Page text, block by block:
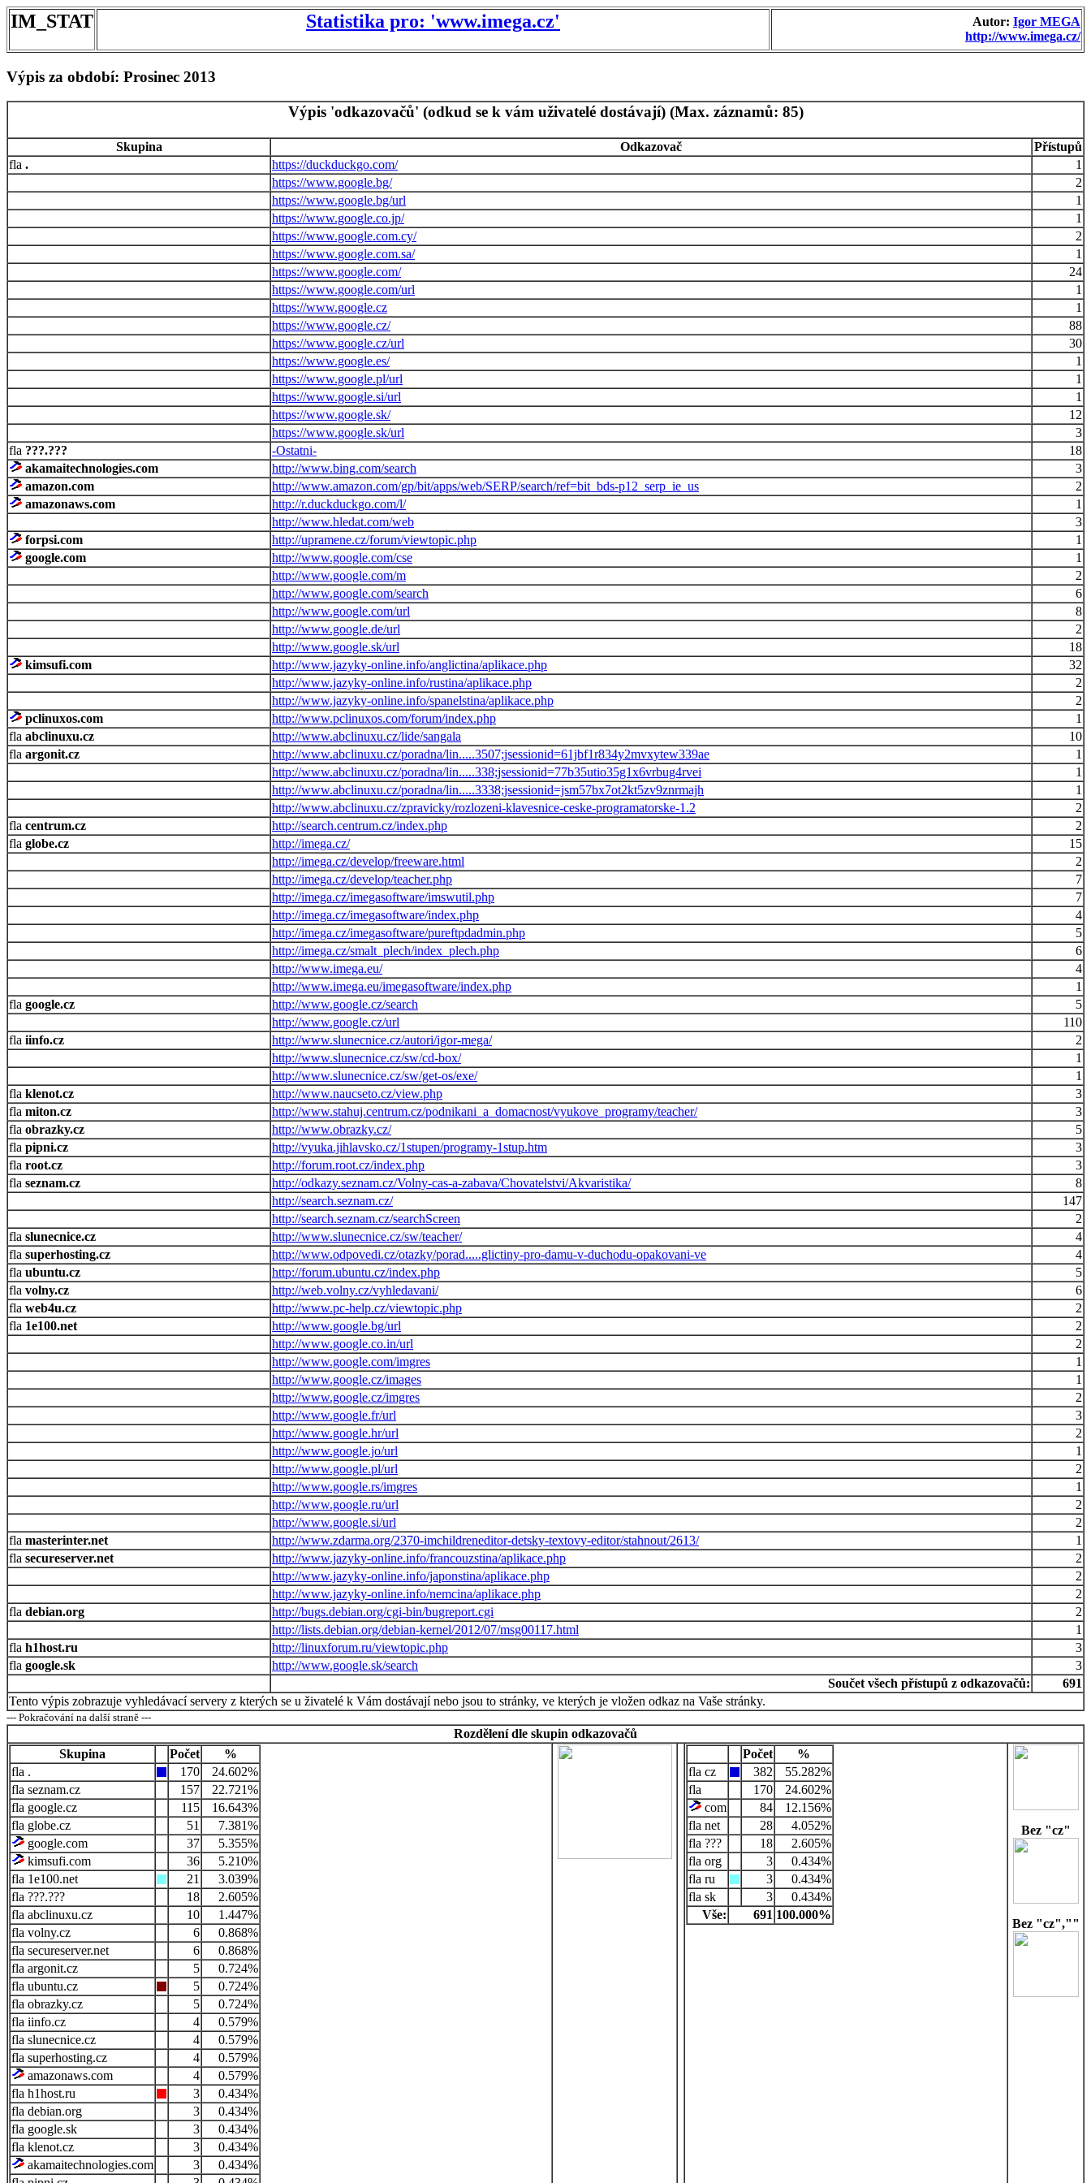
IM_STAT Statistika pro: 'www.imega.cz' Autor: Igor MEGA
http://www.imega.cz/
Výpis za období: Prosinec 2013
Výpis 'odkazovačů' (odkud se k vám uživatelé dostávají) (Max. záznamů: 85)
Skupina Odkazovač
Přístupů
.
https://duckduckgo.com/
1
https://www.google.bg/
2
https://www.google.bg/url
1
https://www.google.co.jp/
1
https://www.google.com.cy/
2
https://www.google.com.sa/
1
https://www.google.com/
24
https://www.google.com/url
1
https://www.google.cz
1
https://www.google.cz/
88
https://www.google.cz/url
30
https://www.google.es/
1
https://www.google.pl/url
1
https://www.google.si/url
1
https://www.google.sk/
12
https://www.google.sk/url
3
???.???
-Ostatni-
18
akamaitechnologies.com
http://www.bing.com/search
3
amazon.com
http://www.amazon.com/gp/bit/apps/web/SERP/search/ref=bit_bds-p12_serp_ie_us
2
amazonaws.com
http://r.duckduckgo.com/l/
1
http://www.hledat.com/web
3
forpsi.com
http://upramene.cz/forum/viewtopic.php
1
google.com
http://www.google.com/cse
1
http://www.google.com/m
2
http://www.google.com/search
6
http://www.google.com/url
8
http://www.google.de/url
2
http://www.google.sk/url
18
kimsufi.com
http://www.jazyky-online.info/anglictina/aplikace.php
32
http://www.jazyky-online.info/rustina/aplikace.php
2
http://www.jazyky-online.info/spanelstina/aplikace.php
2
pclinuxos.com
http://www.pclinuxos.com/forum/index.php
1
abclinuxu.cz
http://www.abclinuxu.cz/lide/sangala
10
argonit.cz
http://www.abclinuxu.cz/poradna/lin.....3507;jsessionid=61jbf1r834y2mvxytew339ae
1
http://www.abclinuxu.cz/poradna/lin.....338;jsessionid=77b35utio35g1x6vrbug4rvei
1
http://www.abclinuxu.cz/poradna/lin.....3338;jsessionid=jsm57bx7ot2kt5zv9znrmajh
1
http://www.abclinuxu.cz/zpravicky/rozlozeni-klavesnice-ceske-programatorske-1.2
2
centrum.cz
http://search.centrum.cz/index.php
2
globe.cz
http://imega.cz/
15
http://imega.cz/develop/freeware.html
2
http://imega.cz/develop/teacher.php
7
http://imega.cz/imegasoftware/imswutil.php
7
http://imega.cz/imegasoftware/index.php
4
http://imega.cz/imegasoftware/pureftpdadmin.php
5
http://imega.cz/smalt_plech/index_plech.php
6
http://www.imega.eu/
4
http://www.imega.eu/imegasoftware/index.php
1
google.cz
http://www.google.cz/search
5
http://www.google.cz/url
110
iinfo.cz
http://www.slunecnice.cz/autori/igor-mega/
2
http://www.slunecnice.cz/sw/cd-box/
1
http://www.slunecnice.cz/sw/get-os/exe/
1
klenot.cz
http://www.naucseto.cz/view.php
3
miton.cz
http://www.stahuj.centrum.cz/podnikani_a_domacnost/vyukove_programy/teacher/
3
obrazky.cz
http://www.obrazky.cz/
5
pipni.cz
http://vyuka.jihlavsko.cz/1stupen/programy-1stup.htm
3
root.cz
http://forum.root.cz/index.php
3
seznam.cz
http://odkazy.seznam.cz/Volny-cas-a-zabava/Chovatelstvi/Akvaristika/
8
http://search.seznam.cz/
147
http://search.seznam.cz/searchScreen
2
slunecnice.cz
http://www.slunecnice.cz/sw/teacher/
4
superhosting.cz
http://www.odpovedi.cz/otazky/porad.....glictiny-pro-damu-v-duchodu-opakovani-ve
4
ubuntu.cz
http://forum.ubuntu.cz/index.php
5
volny.cz
http://web.volny.cz/vyhledavani/
6
web4u.cz
http://www.pc-help.cz/viewtopic.php
2
1e100.net
http://www.google.bg/url
2
http://www.google.co.in/url
2
http://www.google.com/imgres
1
http://www.google.cz/images
1
http://www.google.cz/imgres
2
http://www.google.fr/url
3
http://www.google.hr/url
2
http://www.google.jo/url
1
http://www.google.pl/url
2
http://www.google.rs/imgres
1
http://www.google.ru/url
2
http://www.google.si/url
2
masterinter.net
http://www.zdarma.org/2370-imchildreneditor-detsky-textovy-editor/stahnout/2613/
1
secureserver.net
http://www.jazyky-online.info/francouzstina/aplikace.php
2
http://www.jazyky-online.info/japonstina/aplikace.php
2
http://www.jazyky-online.info/nemcina/aplikace.php
2
debian.org
http://bugs.debian.org/cgi-bin/bugreport.cgi
2
http://lists.debian.org/debian-kernel/2012/07/msg00117.html
1
h1host.ru
http://linuxforum.ru/viewtopic.php
3
google.sk
http://www.google.sk/search
3
Součet všech přístupů z odkazovačů:
691
Tento výpis zobrazuje vyhledávací servery z kterých se u živatelé k Vám dostávají nebo jsou to stránky, ve kterých je vložen odkaz na Vaše stránky.
--- Pokračování na další straně ---
Rozdělení dle skupin odkazovačů
Skupina
Počet
%
.
170
24.602%
seznam.cz
157
22.721%
google.cz
115
16.643%
globe.cz
51
7.381%
google.com
37
5.355%
kimsufi.com
36
5.210%
1e100.net
21
3.039%
???.???
18
2.605%
abclinuxu.cz
10
1.447%
volny.cz
6
0.868%
secureserver.net
6
0.868%
argonit.cz
5
0.724%
ubuntu.cz
5
0.724%
obrazky.cz
5
0.724%
iinfo.cz
4
0.579%
slunecnice.cz
4
0.579%
superhosting.cz
4
0.579%
amazonaws.com
4
0.579%
h1host.ru
3
0.434%
debian.org
3
0.434%
google.sk
3
0.434%
klenot.cz
3
0.434%
akamaitechnologies.com
3
0.434%
Počet
%
cz
382
55.282%
170
24.602%
com
84
12.156%
net
28
4.052%
???
18
2.605%
org
3
0.434%
ru
3
0.434%
sk
3
0.434%
Vše:
691 100.000%
Bez "cz"
Bez "cz",""